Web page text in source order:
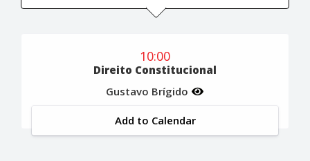
10:00
Direito Constitucional
Gustavo Brígido
Add to Calendar